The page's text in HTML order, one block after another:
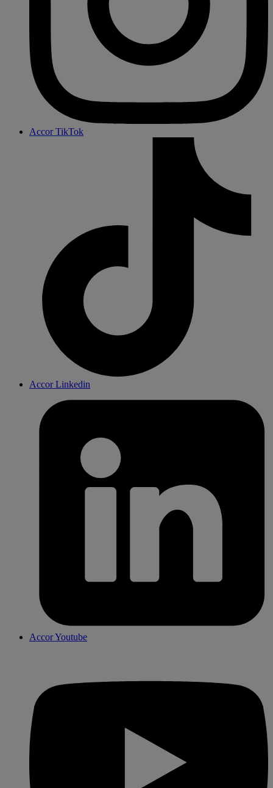
Accor TikTok
Accor Linkedin
Accor Youtube